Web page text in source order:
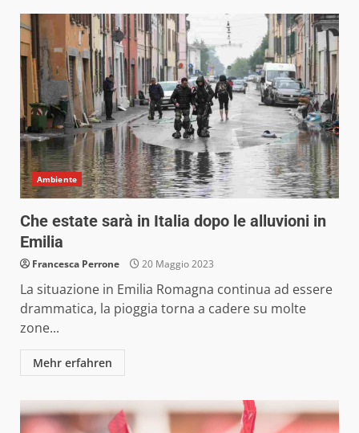
Ambiente
Che estate sarà in Italia dopo le alluvioni in
Emilia
Francesca Perrone 20 Maggio 2023
La situazione in Emilia Romagna continua ad essere
drammatica, la pioggia torna a cadere su molte
zone...
Mehr erfahren